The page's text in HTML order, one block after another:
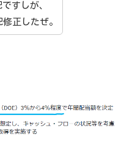
すしが、
正したぜ。